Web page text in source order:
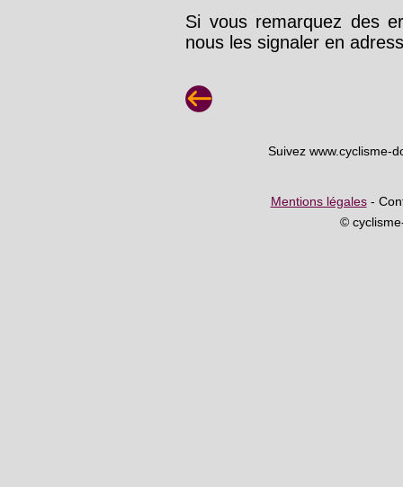
Si vous remarquez des
nous les signaler en
Suivez www.cyclisme-
Mentions légales-
©